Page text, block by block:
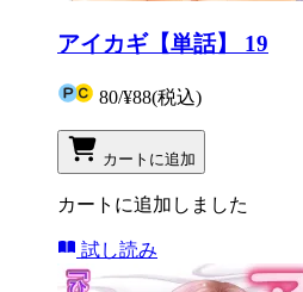
アイカギ【単話】 19
80/¥88(税込)
カートに追加
カートに追加しました
試し読み